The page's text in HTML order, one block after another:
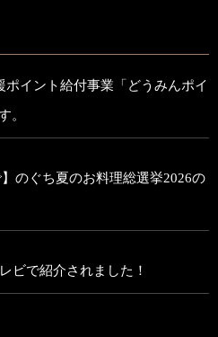
ポイント給付事業「どうみんポイ
。
のぐち夏のお料理総選挙2026の
ビで紹介されました！